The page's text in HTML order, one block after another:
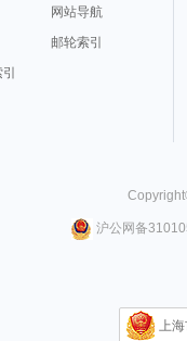
网站导航
邮轮索引
沪公网备
上